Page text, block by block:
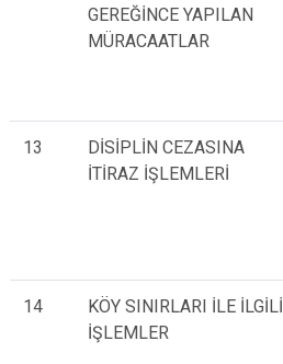
GEREĞİNCE YAPILAN
MÜRACAATLAR
13
DİSİPLİN CEZASINA
İTİRAZ İŞLEMLERİ
14
KÖY SINIRLARI İLE İLGİLİ
İŞLEMLER